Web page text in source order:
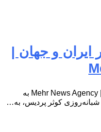
ایران و جهان |
خبرگزاری مهر | اخبار ایران و جهان | Mehr News Agency به
شبانه‌روزی کوثر پردیس، به…